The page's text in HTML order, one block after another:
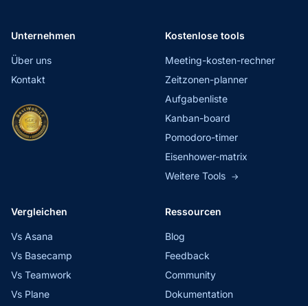
Unternehmen
Über uns
Kontakt
Kostenlose tools
Meeting-kosten-rechner
Zeitzonen-planner
Aufgabenliste
Kanban-board
Pomodoro-timer
Eisenhower-matrix
Weitere Tools →
Vergleichen
Vs Asana
Vs Basecamp
Vs Teamwork
Vs Plane
Ressourcen
Blog
Feedback
Community
Dokumentation